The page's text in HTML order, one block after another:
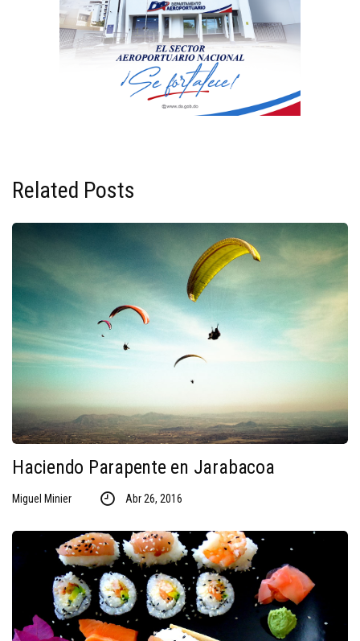
Related Posts
Haciendo Parapente en Jarabacoa
Miguel Minier Abr 26, 2016